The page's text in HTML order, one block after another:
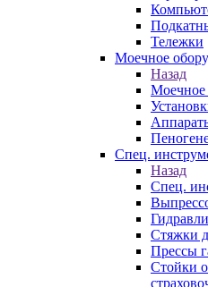
Тележки
Моечное
Назад
Моечное
Спец.
Назад
Спец.
Стяжки
Прессы
Стойки